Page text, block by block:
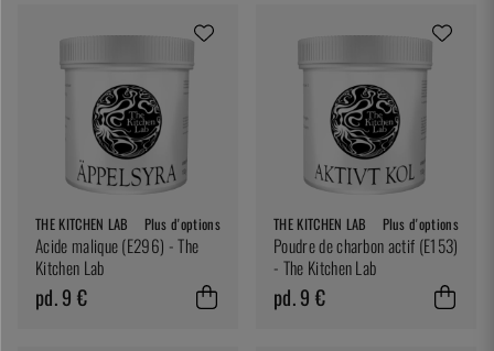
THE KITCHEN LAB Plus d'options
Acide malique (E296) - The
Kitchen Lab
pd. 9 €
THE KITCHEN LAB Plus d'options
Poudre de charbon actif (E153)
- The Kitchen Lab
pd. 9 €